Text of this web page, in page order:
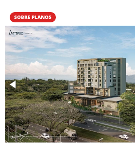
SOBRE PLANOS